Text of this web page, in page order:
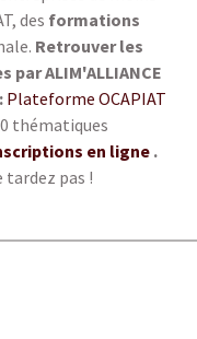
des formations
Retrouver les
ALIM'ALLIANCE
Plateforme OCAPIAT
thématiques
en ligne.
pas !